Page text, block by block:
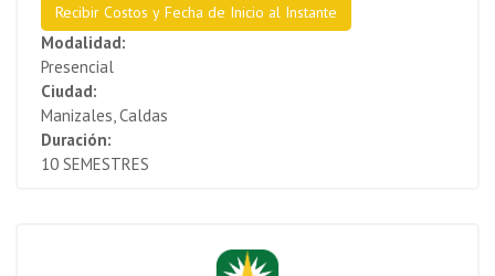
Recibir Costos y Fecha de Inicio al Instante
Modalidad:
Presencial
Ciudad:
Manizales, Caldas
Duración:
10 SEMESTRES